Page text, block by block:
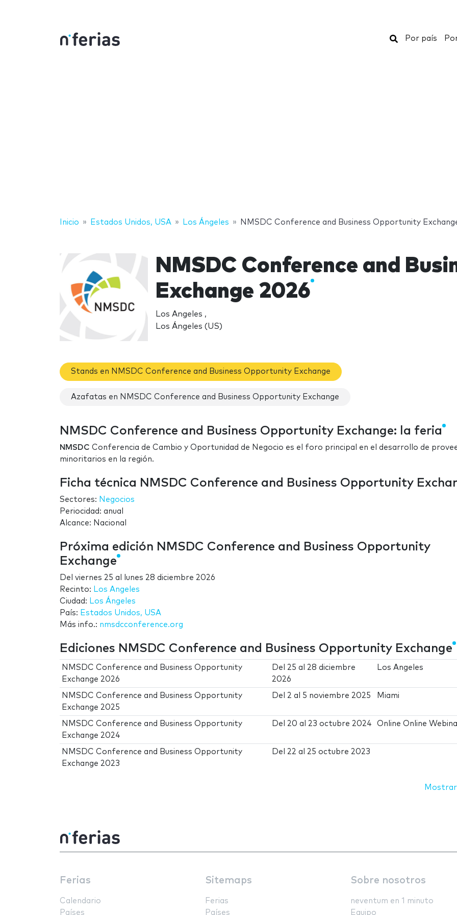
Buscar
Por país
Inicio Estados Unidos, USA Los Ángeles NMSDC Conference and Business Opportunity
NMSDC Conference and
Exchange 2026
Los Angeles ,
Los Ángeles (US)
Stands en NMSDC Conference and Business Opportunity Exchange
Azafatas en NMSDC Conference and Business Opportunity Exchange
NMSDC Conference and Business Opportunity Exchange: la feria
NMSDC Conferencia de Cambio y Oportunidad de Negocio es el foro principal en el desarrollo de
minoritarios en la región.
Ficha técnica NMSDC Conference and Business Opportunity
Sectores: Negocios
Periocidad: anual
Alcance: Nacional
Próxima edición NMSDC Conference and Business Opportunity
Exchange
Del viernes 25 al
lunes 28 diciembre 2026
Recinto: Los Angeles
Ciudad: Los Ángeles
País: Estados Unidos, USA
Más info.: nmsdcconference.org
Ediciones NMSDC Conference and Business Opportunity Exchange
NMSDC Conference and Business Opportunity
Exchange 2026
Del 25 al 28 diciembre
2026
Los Angeles
NMSDC Conference and Business Opportunity
Exchange 2025
Del 2 al 5 noviembre 2025 Miami
NMSDC Conference and Business Opportunity
Exchange 2024
Del 20 al 23 octubre 2024 Online Online
NMSDC Conference and Business Opportunity
Exchange 2023
Del 22 al 25 octubre 2023
Ferias
Calendario
Países
Sitemaps
Ferias
Países
Sobre nosotros
neventum en 1 minuto
Equipo